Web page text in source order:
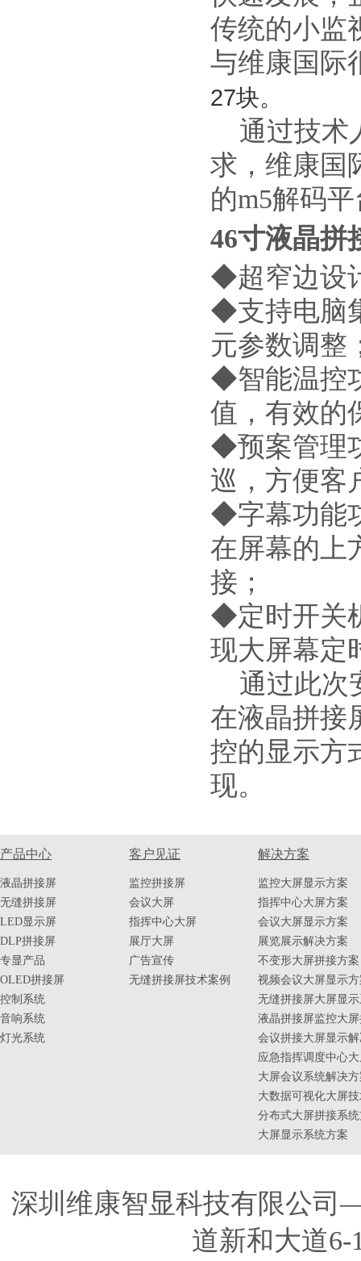
传统的小监
与维康国际
27块。
通过技术
求，维康国
的m5解码
46寸液晶拼
◆超窄边设
◆支持电脑
元参数调整
◆智能温控
值，有效的
◆预案管理
巡，方便客
◆字幕功能
在屏幕的上
接；
◆定时开关
现大屏幕定
通过此次
在液晶拼接
控的显示方
现。
产品中心
液晶拼接屏
无缝拼接屏
LED显示屏
DLP拼接屏
专显产品
OLED拼接屏
控制系统
音响系统
灯光系统
客户见证
监控拼接屏
会议大屏
指挥中心大屏
展厅大屏
广告宣传
无缝拼接屏技术案例
解决方案
监控大屏显示方案
指挥中心大屏方案
会议大屏显示方案
展览展示解决方案
不变形大屏拼接方案
视频会议大屏显示
无缝拼接屏大屏显
液晶拼接屏监控大
会议拼接大屏显示
应急指挥调度中心
大屏会议系统解决
大数据可视化大屏
分布式大屏拼接系
大屏显示系统方案
深圳维康智显科技有限公
道新和大道6-